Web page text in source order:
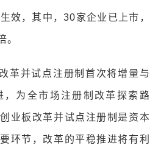
效，其中，30家企业已上市，
。
革并试点注册制首次将增量与
，为全市场注册制改革探索路
业板改革并试点注册制是资本
环节，改革的平稳推进将有利